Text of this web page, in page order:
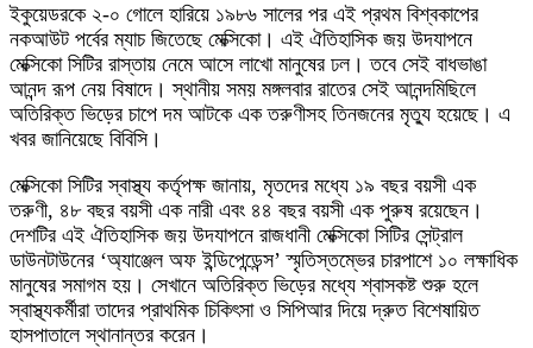
ইকুয়েডরকে ২-০ গোলে হারিয়ে ১৯৮৬ সালের পর এই প্রথম বিশ্বকাপের
নকআউট পর্বের ম্যাচ জিতেছে মেক্সিকো। এই ঐতিহাসিক জয় উদযাপনে
মেক্সিকো সিটির রাস্তায় নেমে আসে লাখো মানুষের ঢল। তবে সেই বাধভাঙা
আনন্দ রূপ নেয় বিষাদে। স্থানীয় সময় মঙ্গলবার রাতের সেই আনন্দমিছিলে
অতিরিক্ত ভিড়ের চাপে দম আটকে এক তরুণীসহ তিনজনের মৃত্যু হয়েছে। এ
খবর জানিয়েছে বিবিসি।
মেক্সিকো সিটির স্বাস্থ্য কর্তৃপক্ষ জানায়, মৃতদের মধ্যে ১৯ বছর বয়সী এক
তরুণী, ৪৮ বছর বয়সী এক নারী এবং ৪৪ বছর বয়সী এক পুরুষ রয়েছেন।
দেশটির এই ঐতিহাসিক জয় উদযাপনে রাজধানী মেক্সিকো সিটির সেন্ট্রাল
ডাউনটাউনের ‘অ্যাঞ্জেল অফ ইন্ডিপেন্ডেন্স’ স্মৃতিস্তম্ভের চারপাশে ১০ লক্ষাধিক
মানুষের সমাগম হয়। সেখানে অতিরিক্ত ভিড়ের মধ্যে শ্বাসকষ্ট শুরু হলে
স্বাস্থ্যকর্মীরা তাদের প্রাথমিক চিকিৎসা ও সিপিআর দিয়ে দ্রুত বিশেষায়িত
হাসপাতালে স্থানান্তর করেন।